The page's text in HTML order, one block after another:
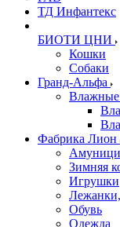
ТД Инфантекс
БИОТИ ЦНИ
Кошки
Собаки
Гранд-Альфа
Влажные
Фабрика Лион
Зимняя
Игрушки
Обувь
Одежда